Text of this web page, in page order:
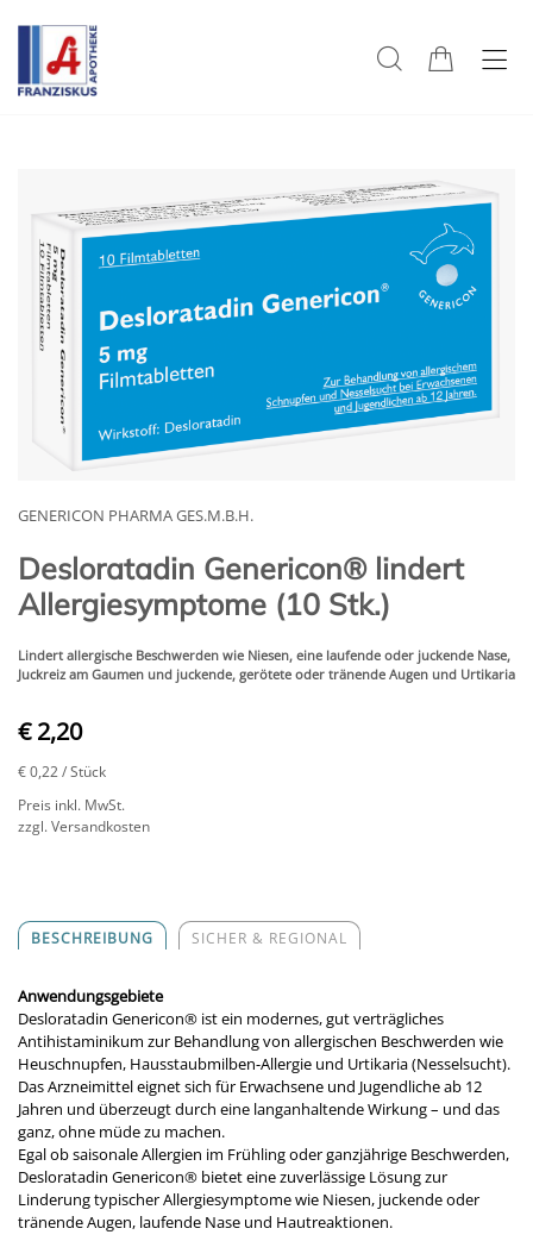
GENERICON PHARMA GES.M.B.H.
Desloratadin Genericon® lindert
Allergiesymptome (10 Stk.)
Lindert allergische Beschwerden wie Niesen, eine laufende oder juckende Nase,
Juckreiz am Gaumen und juckende, gerötete oder tränende Augen und Urtikaria
€ 2,20
€ 0,22/ Stück
Preis inkl. MwSt.
zzgl. Versandkosten
BESCHREIBUNG SICHER & REGIONAL
Anwendungsgebiete
Desloratadin Genericon® ist ein modernes, gut verträgliches
Antihistaminikum zur Behandlung von allergischen Beschwerden wie
Heuschnupfen, Hausstaubmilben-Allergie und Urtikaria (Nesselsucht).
Das Arzneimittel eignet sich für Erwachsene und Jugendliche ab 12
Jahren und überzeugt durch eine langanhaltende Wirkung – und das
ganz, ohne müde zu machen.
Egal ob saisonale Allergien im Frühling oder ganzjährige Beschwerden,
Desloratadin Genericon® bietet eine zuverlässige Lösung zur
Linderung typischer Allergiesymptome wie Niesen, juckende oder
tränende Augen, laufende Nase und Hautreaktionen.